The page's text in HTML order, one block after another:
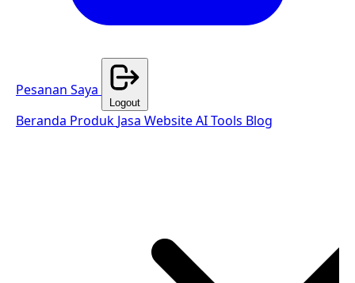
Pesanan Saya
Logout
Beranda Produk Jasa WebsiteAI Tools Blog